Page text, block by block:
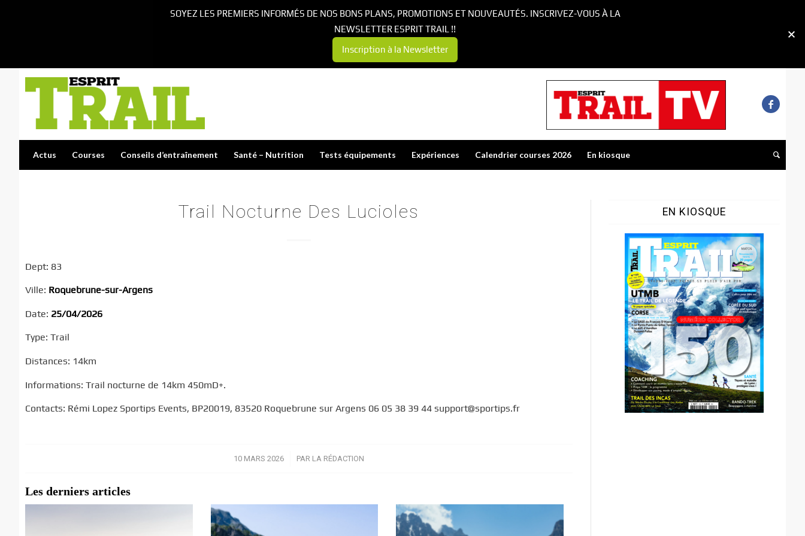
Actus Courses Conseils d’entraînement Santé – Nutrition Tests équipements Expériences Calendrier courses 2026 En kiosque
Trail Nocturne Des Lucioles
Dept: 83
Ville: Roquebrune-sur-Argens
Date: 25/04/2026
Type: Trail
Distances: 14km
Informations: Trail nocturne de 14km 450mD+.
Contacts: Rémi Lopez Sportips Events, BP20019, 83520 Roquebrune sur Argens 06 05 38 39 44 support@sportips.fr
10 MARS 2026
/ PAR LA RÉDACTION
Les derniers articles
EN KIOSQUE
SOYEZ LES PREMIERS INFORMÉS DE NOS BONS PLANS, PROMOTIONS ET NOUVEAUTÉS. INSCRIVEZ-VOUS À LA
NEWSLETTER ESPRIT TRAIL !!
Inscription à la Newsletter